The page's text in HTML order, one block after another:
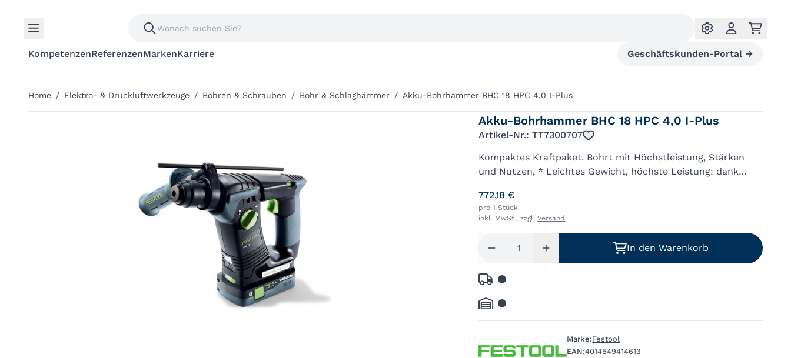
KompetenzenReferenzenMarkenKarriere Geschäftskunden-Portal →
Home / Elektro- & Druckluftwerkzeuge / Bohren & Schrauben / Bohr & Schlaghämmer / Akku-Bohrhammer BHC 18 HPC 4,0 I-Plus
Akku-Bohrhammer BHC 18 HPC 4,0 I-Plus
Artikel-Nr.: TT7300707
Kompaktes Kraftpaket. Bohrt mit Höchstleistung, Stärken
und Nutzen, * Leichtes Gewicht, höchste Leistung: dank
Ermüdungsarm arbeiten: Vibrationsd...
772,18 €
pro 1 Stück
inkl. MwSt., zzgl.Versand
In den Warenkorb
Marke:Festool
EAN:4014549414613